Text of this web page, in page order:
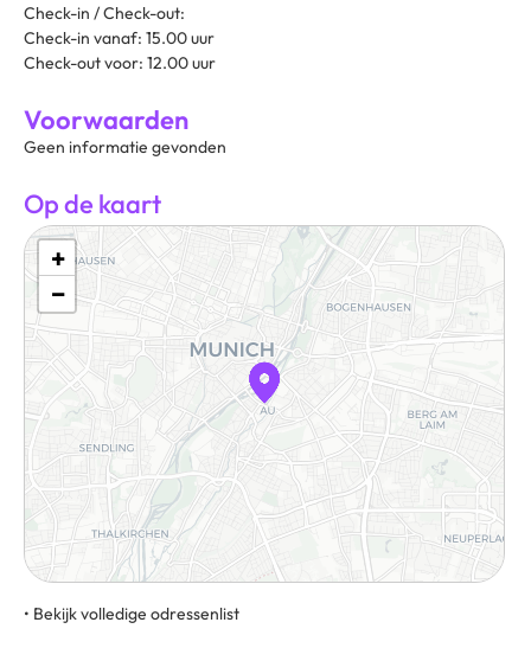
Check-in / Check-out:
Check-in vanaf: 15.00 uur
Check-out voor: 12.00 uur
Voorwaarden
Geen informatie gevonden
Op de kaart
+
−
• Bekijk volledige odressenlist